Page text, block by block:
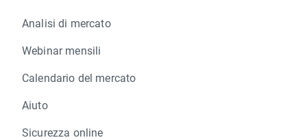
Analisi di mercato
Webinar mensili
Calendario del mercato
Aiuto
Sicurezza online